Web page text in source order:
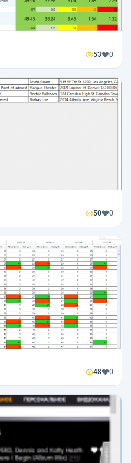
53 0
50 0
48 0